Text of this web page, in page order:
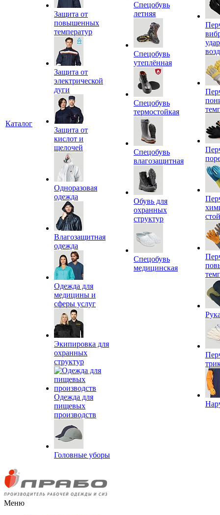
Каталог
Защита от
повышенных
температур
Защита от
электрической
дуги
Защита от
кислот и
щелочей
Одноразовая
одежда
Влагозащитная
одежда
Одежда для
медицины и
сферы услуг
Экипировка для
охранных
структур
Одежда для
пищевых
производств
Головные уборы
Спецобувь
летняя
Спецобувь
утеплённая
Спецобувь
термостойкая
Спецобувь
влагозащитная
Обувь для
охранных
структур
Спецобувь
медицинская
Меню